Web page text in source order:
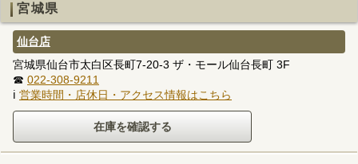
宮城県
仙台店
宮城県仙台市太白区長町7-20-3 ザ・モール仙台長町 3F
☎ 022-308-9211
ℹ 営業時間・店休日・アクセス情報はこちら